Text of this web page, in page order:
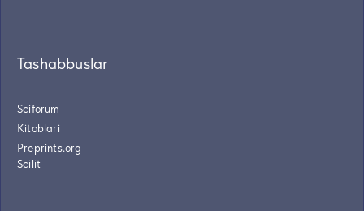
Tashabbuslar
Sciforum
Kitoblari
Preprints.org
Scilit